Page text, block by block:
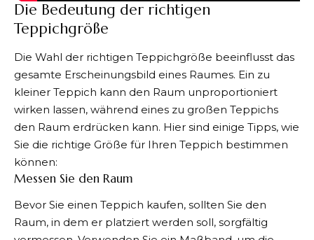
Die Bedeutung der richtigen
Teppichgröße
Die Wahl der richtigen Teppichgröße beeinflusst das
gesamte Erscheinungsbild eines Raumes. Ein zu
kleiner Teppich kann den Raum unproportioniert
wirken lassen, während eines zu großen Teppichs
den Raum erdrücken kann. Hier sind einige Tipps, wie
Sie die richtige Größe für Ihren Teppich bestimmen
können:
Messen Sie den Raum
Bevor Sie einen Teppich kaufen, sollten Sie den
Raum, in dem er platziert werden soll, sorgfältig